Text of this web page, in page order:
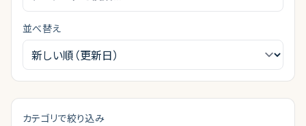
並べ替え
カテゴリで絞り込み